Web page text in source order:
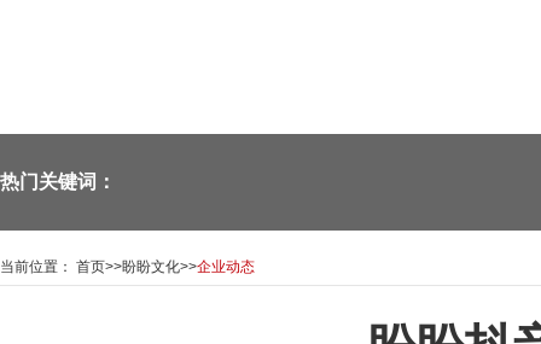
热门关键词：
当前位置： 首页>>盼盼文化>>企业动态